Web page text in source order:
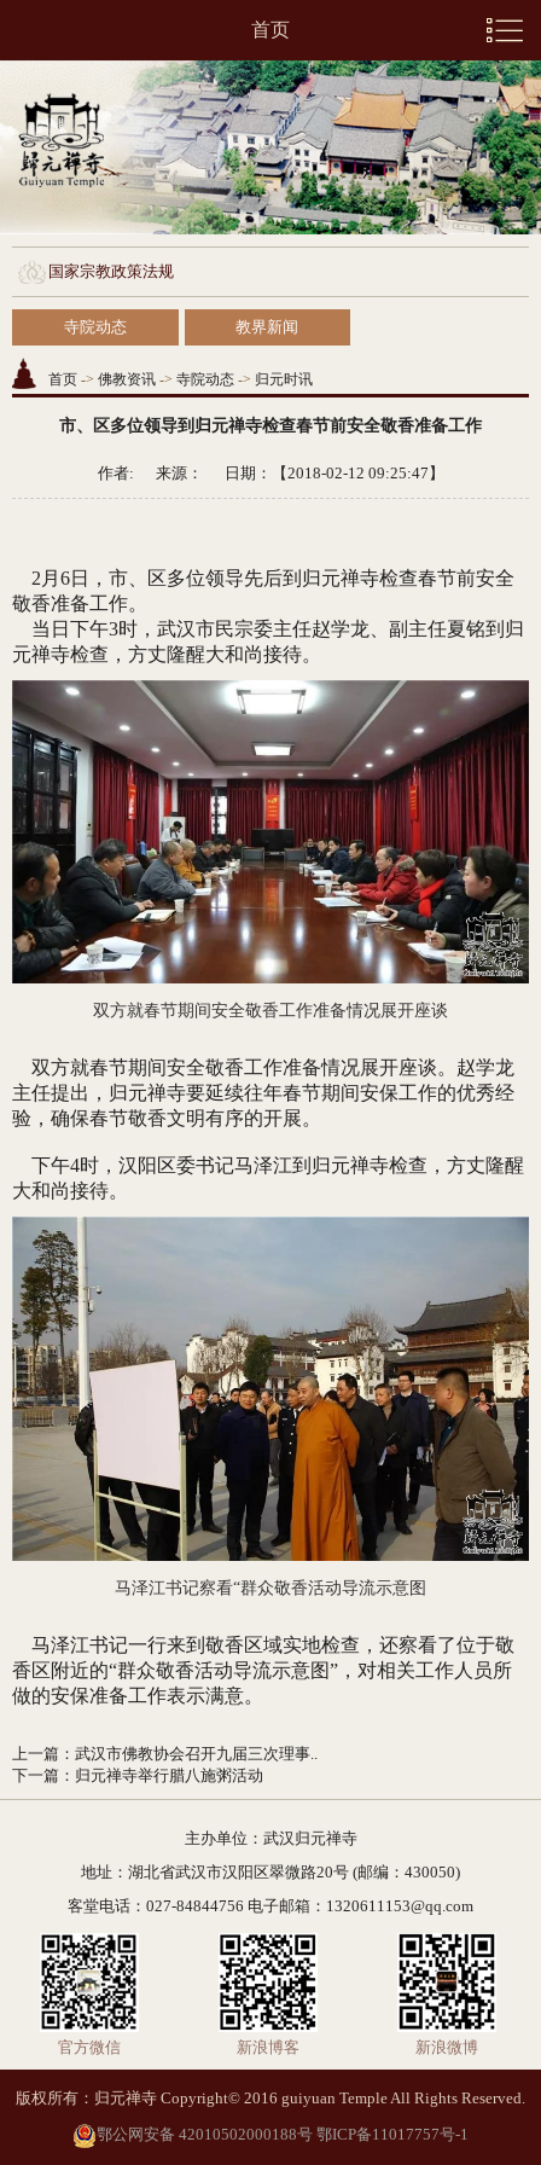
首页
国家宗教政策法规
寺院动态 教界新闻
首页 -> 佛教资讯 -> 寺院动态 -> 归元时讯
市、区多位领导到归元禅寺检查春节前安全敬香准备工作
作者: 来源： 日期：【2018-02-12 09:25:47】
2月6日，市、区多位领导先后到归元禅寺检查春节前安全
敬香准备工作。
当日下午3时，武汉市民宗委主任赵学龙、副主任夏铭到归
元禅寺检查，方丈隆醒大和尚接待。
双方就春节期间安全敬香工作准备情况展开座谈
双方就春节期间安全敬香工作准备情况展开座谈。赵学龙
主任提出，归元禅寺要延续往年春节期间安保工作的优秀经
验，确保春节敬香文明有序的开展。
下午4时，汉阳区委书记马泽江到归元禅寺检查，方丈隆醒
大和尚接待。
马泽江书记察看“群众敬香活动导流示意图
马泽江书记一行来到敬香区域实地检查，还察看了位于敬
香区附近的“群众敬香活动导流示意图”，对相关工作人员所
做的安保准备工作表示满意。
上一篇 ： 武汉市佛教协会召开九届三次理事..
下一篇 ： 归元禅寺举行腊八施粥活动
主办单位：武汉归元禅寺
地址：湖北省武汉市汉阳区翠微路20号 (邮编：430050)
客堂电话：027-84844756 电子邮箱：1320611153@qq.com
官方微信 新浪博客 新浪微博
版权所有：归元禅寺 Copyright© 2016 guiyuan Temple All Rights Reserved.
鄂公网安备 42010502000188号 鄂ICP备11017757号-1